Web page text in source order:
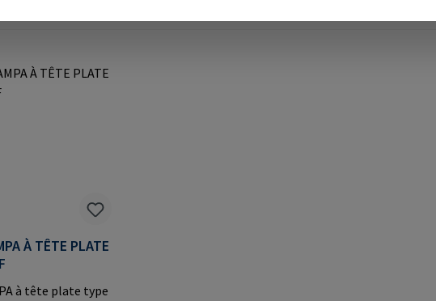
À TÊTE PLATE
à tête plate type